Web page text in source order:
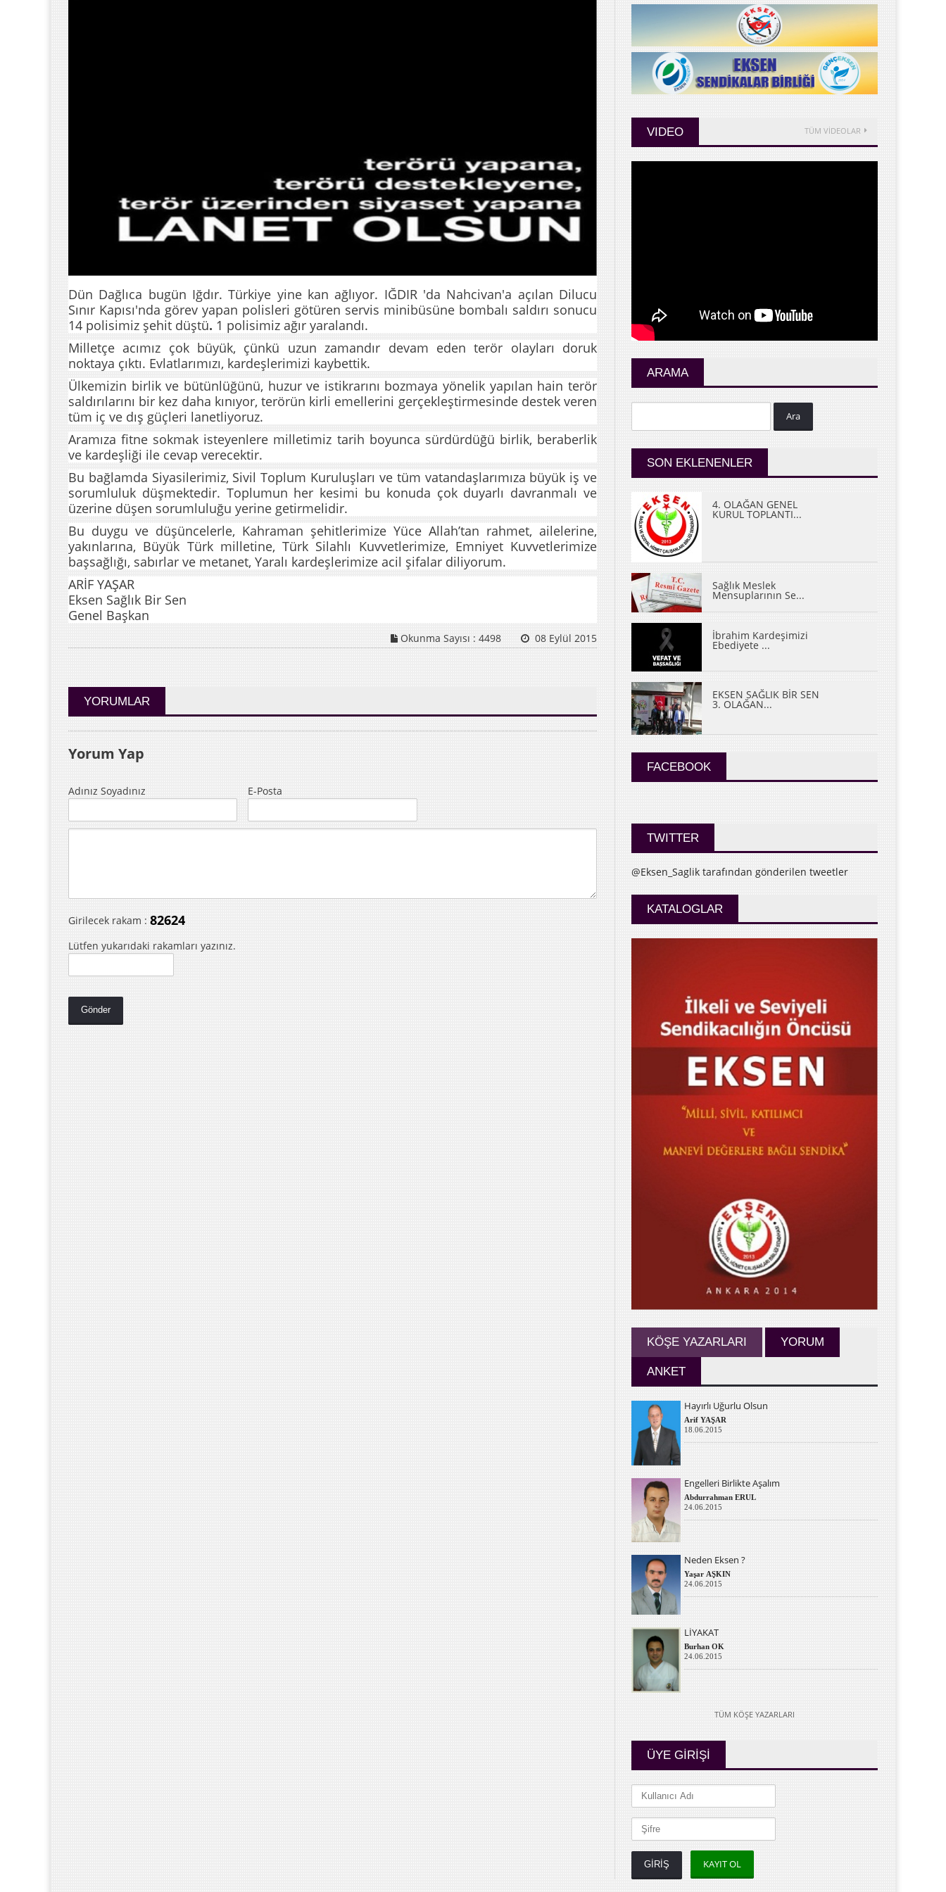
Dün Dağlıca bugün Iğdır. Türkiye yine kan ağlıyor. IĞDIR 'da Nahcivan'a açılan Dilucu
Sınır Kapısı'nda görev yapan polisleri götüren servis minibüsüne bombalı saldırı sonucu
14 polisimiz şehit düştü. 1 polisimiz ağır yaralandı.
Milletçe acımız çok büyük, çünkü uzun zamandır devam eden terör olayları doruk
noktaya çıktı. Evlatlarımızı, kardeşlerimizi kaybettik.
Ülkemizin birlik ve bütünlüğünü, huzur ve istikrarını bozmaya yönelik yapılan hain terör
saldırılarını bir kez daha kınıyor, terörün kirli emellerini gerçekleştirmesinde destek veren
tüm iç ve dış güçleri lanetliyoruz.
Aramıza fitne sokmak isteyenlere milletimiz tarih boyunca sürdürdüğü birlik, beraberlik
ve kardeşliği ile cevap verecektir.
Bu bağlamda Siyasilerimiz, Sivil Toplum Kuruluşları ve tüm vatandaşlarımıza büyük iş ve
sorumluluk düşmektedir. Toplumun her kesimi bu konuda çok duyarlı davranmalı ve
üzerine düşen sorumluluğu yerine getirmelidir.
Bu duygu ve düşüncelerle, Kahraman şehitlerimize Yüce Allah’tan rahmet, ailelerine,
yakınlarına, Büyük Türk milletine, Türk Silahlı Kuvvetlerimize, Emniyet Kuvvetlerimize
başsağlığı, sabırlar ve metanet, Yaralı kardeşlerimize acil şifalar diliyorum.
ARİF YAŞAR
Eksen Sağlık Bir Sen
Genel Başkan
Okunma Sayısı : 4498 08 Eylül 2015
YORUMLAR
Yorum Yap
Adınız Soyadınız E-Posta
Girilecek rakam : 82624
Lütfen yukarıdaki rakamları yazınız.
VIDEO TÜM VİDEOLAR
ARAMA
Ara
SON EKLENENLER
4. OLAĞAN GENEL
KURUL TOPLANTI...
Sağlık Meslek
Mensuplarının Se...
İbrahim Kardeşimizi
Ebediyete ...
EKSEN SAĞLIK BİR SEN
3. OLAĞAN...
FACEBOOK
TWITTER
@Eksen_Saglik tarafından gönderilen tweetler
KATALOGLAR
KÖŞE YAZARLARI YORUM
ANKET
Hayırlı Uğurlu Olsun
Arif YAŞAR
18.06.2015
Engelleri Birlikte Aşalım
Abdurrahman ERUL
24.06.2015
Neden Eksen ?
Yaşar AŞKIN
24.06.2015
LİYAKAT
Burhan OK
24.06.2015
TÜM KÖŞE YAZARLARI
ÜYE GİRİŞİ
KAYIT OL